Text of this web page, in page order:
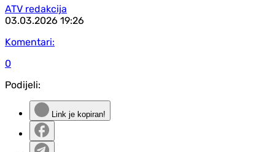
ATV redakcija
03.03.2026 19:26
Komentari:
0
Podijeli:
Link je kopiran!